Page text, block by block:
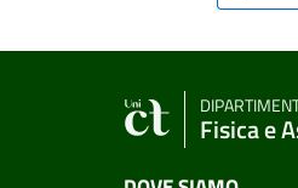
Fisica e